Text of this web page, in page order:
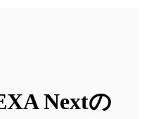
Nextの